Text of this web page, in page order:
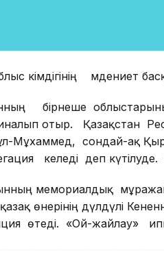
әкімдігінің мәдениет
бірнеше
отыр. Қазақстан
Мұхаммед, сондай-ақ
келеді деп күтілуде.
мемориалдық
өнерінің дүлдүлі
өтеді. «Ой-жайлау»